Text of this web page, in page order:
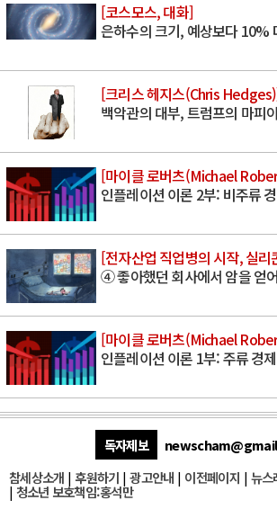
[코스모스, 대화]
은하수의 크기, 예상보다 10%
[크리스 헤지스(Chris
백악관의 대부, 트럼프의 마피
[마이클 로버츠(Michael
인플레이션 이론 2부: 비주류
[전자산업 직업병의 시작, 실
④ 좋아했던 회사에서 암을 얻
[마이클 로버츠(Michael
인플레이션 이론 1부: 주류 경
독자제보
참세상소개 | 후원하기 |광고안내 | 이전페이지 | 뉴스
| 청소년 보호책임:홍석만